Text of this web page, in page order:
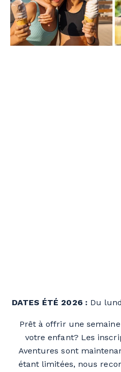
DATES ÉTÉ 2026 : Du
Prêt à offrir une
votre enfant? Les
Aventures sont
étant limitées, nous